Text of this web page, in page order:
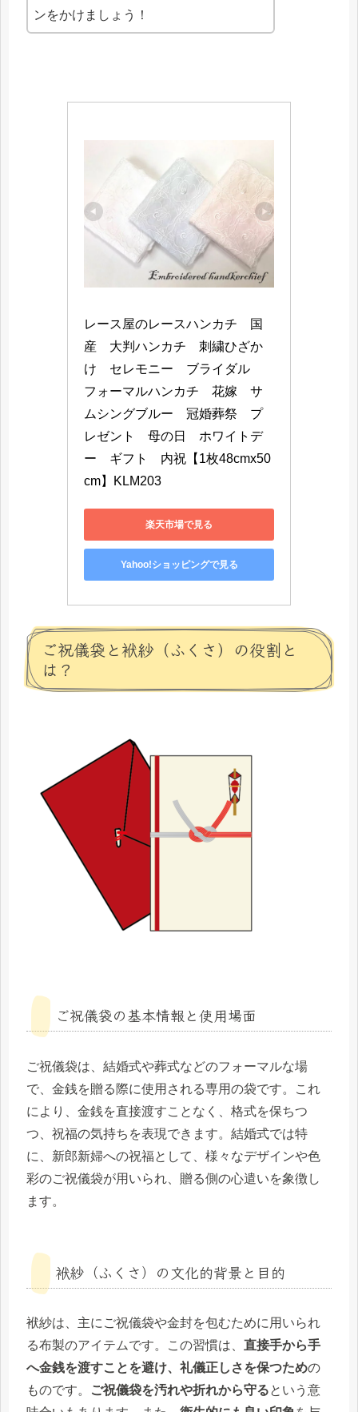
ンをかけましょう！
レース屋のレースハンカチ　国
産　大判ハンカチ　刺繍ひざか
け　セレモニー　ブライダル
フォーマルハンカチ　花嫁　サ
ムシングブルー　冠婚葬祭　プ
レゼント　母の日　ホワイトデ
ー　ギフト　内祝【1枚48cmx50
cm】KLM203
楽天市場で見る
Yahoo!ショッピングで見る
ご祝儀袋と袱紗（ふくさ）の役割と
は？
ご祝儀袋の基本情報と使用場面
ご祝儀袋は、結婚式や葬式などのフォーマルな場
で、金銭を贈る際に使用される専用の袋です。これ
により、金銭を直接渡すことなく、格式を保ちつ
つ、祝福の気持ちを表現できます。結婚式では特
に、新郎新婦への祝福として、様々なデザインや色
彩のご祝儀袋が用いられ、贈る側の心遣いを象徴し
ます。
袱紗（ふくさ）の文化的背景と目的
袱紗は、主にご祝儀袋や金封を包むために用いられ
る布製のアイテムです。この習慣は、 直接手から手
へ金銭を渡すことを避け、礼儀正しさを保つための
ものです。
ご祝儀袋を汚れや折れから守るという意